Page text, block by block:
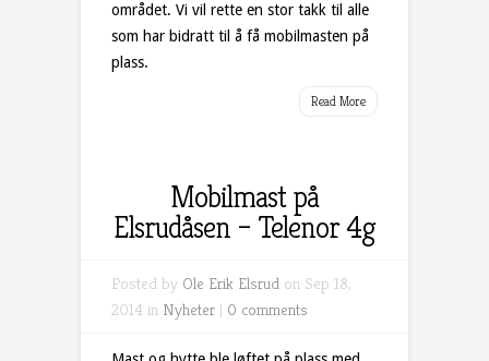
området. Vi vil rette en stor takk til alle
som har bidratt til å få mobilmasten på
plass.
Read More
Mobilmast på
Elsrudåsen – Telenor 4g
Posted by Ole Erik Elsrud on Sep 18,
2014 in Nyheter | 0 comments